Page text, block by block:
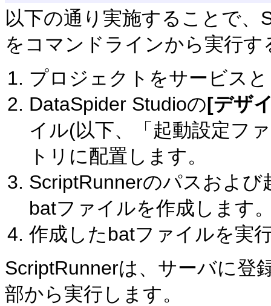
以下の通り実施することで
をコマンドラインから実行
プロジェクトをサービス
DataSpider Studioの[デザ
イル(以下、「起動設定フ
トリに配置します。
ScriptRunnerのパスおよ
batファイルを作成します
作成したbatファイルを実
ScriptRunnerは、サーバに登
部から実行します。